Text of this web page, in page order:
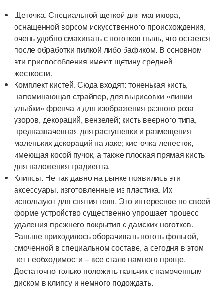
Щеточка. Специальной щеткой для маникюра,
оснащенной ворсом искусственного происхождения,
очень удобно смахивать с ноготков пыль, что остается
после обработки пилкой либо бафиком. В основном
эти приспособления имеют щетину средней
жесткости.
Комплект кистей. Сюда входят: тоненькая кисть,
напоминающая страйпер, для вырисовки «линии
улыбки» френча и для изображения разного роза
узоров, декораций, вензелей; кисть веерного типа,
предназначенная для растушевки и размещения
маленьких декораций на лаке; кисточка-лепесток,
имеющая косой пучок, а также плоская прямая кисть
для наложения градиента.
Клипсы. Не так давно на рынке появились эти
аксессуары, изготовленные из пластика. Их
используют для снятия геля. Это интересное по своей
форме устройство существенно упрощает процесс
удаления прежнего покрытия с дамских ноготков.
Раньше приходилось оборачивать ноготь фольгой,
смоченной в специальном составе, а сегодня в этом
нет необходимости – все стало намного проще.
Достаточно только положить пальчик с намоченным
диском в клипсу и немного подождать.